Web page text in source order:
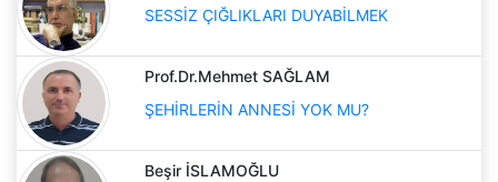
SESSİZ ÇIĞLIKLARI DUYABİLMEK
Prof.Dr.Mehmet SAĞLAM
ŞEHİRLERİN ANNESİ YOK MU?
Beşir İSLAMOĞLU